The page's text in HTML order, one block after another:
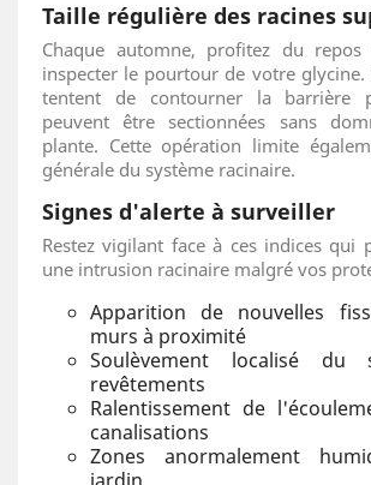
Taille régulière des racines
Chaque automne, profitez du
inspecter le pourtour de votre glycine.
tentent de contourner la barrière
peuvent être sectionnées sans
plante. Cette opération limite
générale du système racinaire.
Signes d'alerte à surveiller
Restez vigilant face à ces indices qui
une intrusion racinaire malgré vos
Apparition de nouvelles
murs à proximité
Soulèvement localisé
revêtements
Ralentissement de
canalisations
Zones anormalement